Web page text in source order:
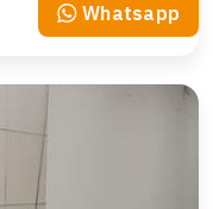
Whatsapp